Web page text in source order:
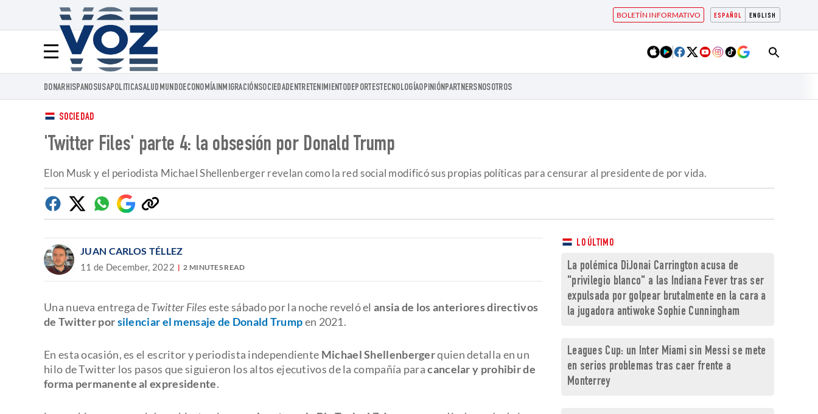
ESPAÑOL ENGLISH
BOLETÍN INFORMATIVO
Menú
Voz.us
DONARHISPANOSUSAPOLITICASALUD MUNDOECONOMÍAINMIGRACIÓNSOCIEDADENTRETENIMIENTODEPORTESTECNOLOGÍAOPINIÓNPARTNERSNOSOTROS
SOCIEDAD
'Twitter Files' parte 4: la obsesión por Donald Trump
Elon Musk y el periodista Michael Shellenberger revelan como la red social modificó sus propias políticas para censurar al presidente de por vida.
Facebook
TwitterWhatsapp
Google
Discover
Copiar
enlace
JUAN CARLOS TÉLLEZ
11 de December, 2022 2 MINUTES READ
Una nueva entrega deTwitter Fileseste sábado por la noche reveló elansia de los anteriores directivos
de Twitter porsilenciar el mensaje de Donald Trumpen 2021.
En esta ocasión, es el escritor y periodista independiente Michael Shellenbergerquien detalla en un
hilo de Twitter los pasos que siguieron los altos ejecutivos de la compañía paracancelar y prohibir de
forma permanente al expresidente.
LO ÚLTIMO
La polémica DiJonai Carrington acusa de
"privilegio blanco" a las Indiana Fever tras ser
expulsada por golpear brutalmente en la cara a
la jugadora antiwoke Sophie Cunningham
Leagues Cup: un Inter Miami sin Messi se mete
en serios problemas tras caer frente a
Monterrey